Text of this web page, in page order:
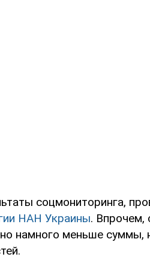
соцмониторинга,
НАН Украины. Впрочем,
намного меньше суммы,